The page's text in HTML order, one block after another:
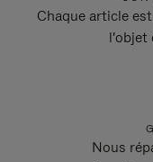
Chaque article
l'objet
Nous